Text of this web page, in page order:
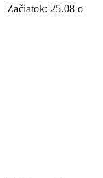
Začiatok: 25.08 o